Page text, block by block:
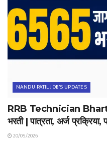
NANDU PATIL JOB'S UPDATES
RRB Technician Bharti
भरती | पात्रता, अर्ज प्रक्रिया,
20/05/2026